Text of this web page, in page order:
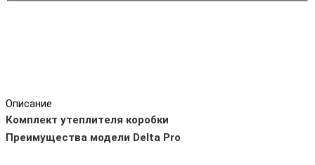
Описание
Комплект утеплителя коробки
Преимущества модели Delta Pro